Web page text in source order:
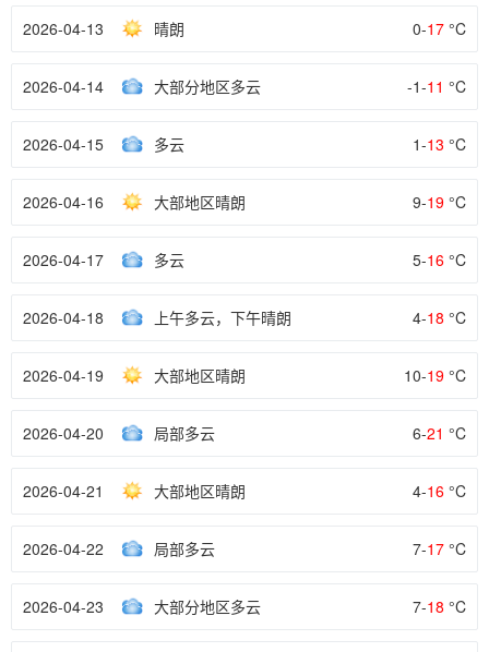
2026-04-13 晴朗 0-17 °C
2026-04-14 大部分地区多云 -1-11 °C
2026-04-15 多云 1-13 °C
2026-04-16 大部地区晴朗 9-19 °C
2026-04-17 多云 5-16 °C
2026-04-18 上午多云，下午晴朗 4-18 °C
2026-04-19 大部地区晴朗 10-19 °C
2026-04-20 局部多云 6-21 °C
2026-04-21 大部地区晴朗 4-16 °C
2026-04-22 局部多云 7-17 °C
2026-04-23 大部分地区多云 7-18 °C